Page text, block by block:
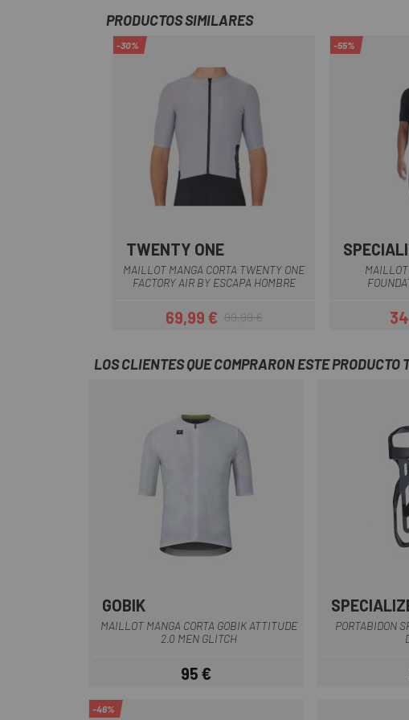
PRODUCTOS SIMILARES
Gris
-30%
TWENTY ONE
MAILLOT MANGA CORTA TWENTY ONE
FACTORY AIR BY ESCAPA HOMBRE
Precio
69,99 €Precio regular
99,99 €
-55%
LOS CLIENTES QUE COMPRARON ESTE
GOBIK
MAILLOT MANGA CORTA GOBIK ATTITUDE
2.0 MEN GLITCH
Precio
95 €
Negro-
PORTABIDON
-46%